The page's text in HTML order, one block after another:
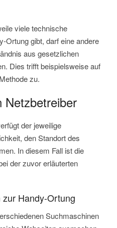
viele technische
Ortung gibt, darf eine andere
aus gesetzlichen
Dies trifft beispielsweise auf
zu.
Netzbetreiber
der jeweilige
den Standort des
In diesem Fall ist die
der zuvor erläuterten
Handy-Ortung
Suchmaschinen